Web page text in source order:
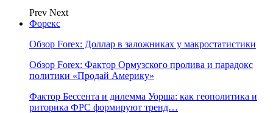
Prev Next
Форекс
Обзор Forex: Доллар в заложниках у макростатистики
Обзор Forex: Фактор Ормузского пролива и парадокс
политики «Продай Америку»
Фактор Бессента и дилемма Уорша: как геополитика и
риторика ФРС формируют тренд…